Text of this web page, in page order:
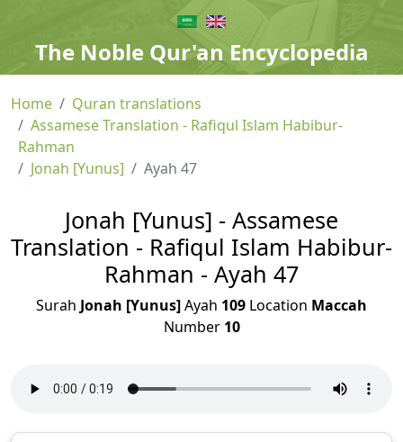
The Noble Qur'an Encyclopedia
Home
Quran translations
Assamese Translation - Rafiqul Islam Habibur-
Rahman
Jonah [Yunus]
Ayah 47
Jonah [Yunus] - Assamese
Translation - Rafiqul Islam Habibur-
Rahman - Ayah 47
Surah Jonah [Yunus]Ayah 109 Location Maccah
Number 10